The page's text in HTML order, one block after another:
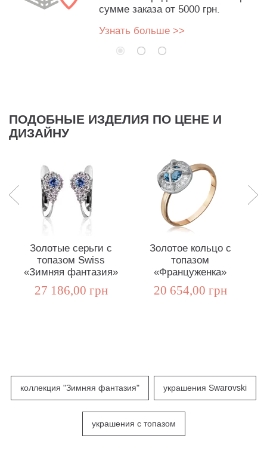
сумме заказа от 5000 грн.
Узнать больше >>
ПОДОБНЫЕ ИЗДЕЛИЯ ПО ЦЕНЕ И
ДИЗАЙНУ
Золотые серьги с
топазом Swiss
«Зимняя фантазия»
27 186,00 грн
Золотое кольцо с
топазом
«Француженка»
20 654,00 грн
коллекция "Зимняя фантазия" украшения Swarovski
украшения с топазом